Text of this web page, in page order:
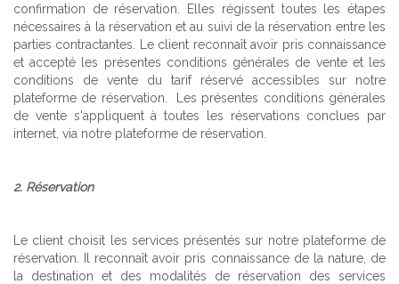
confirmation de réservation. Elles régissent toutes les étapes
nécessaires à la réservation et au suivi de la réservation entre les
parties contractantes. Le client reconnaît avoir pris connaissance
et accepté les présentes conditions générales de vente et les
conditions de vente du tarif réservé accessibles sur notre
plateforme de réservation. Les présentes conditions générales
de vente s'appliquent à toutes les réservations conclues par
internet, via notre plateforme de réservation.
2. Réservation
Le client choisit les services présentés sur notre plateforme de
réservation. Il reconnaît avoir pris connaissance de la nature, de
la destination et des modalités de réservation des services